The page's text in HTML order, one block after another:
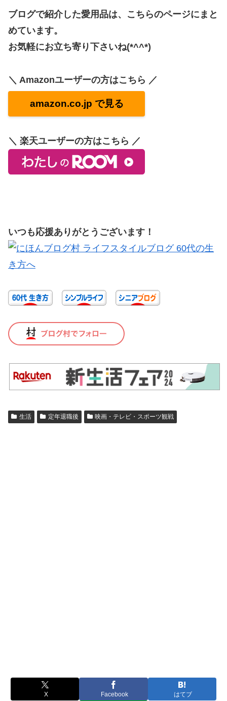
ブログで紹介した愛用品は、こちらのページにまと
めています。
お気軽にお立ち寄り下さいね(*^^*)
＼ Amazonユーザーの方はこちら ／
amazon.co.jp で見る
＼ 楽天ユーザーの方はこちら ／
いつも応援ありがとうございます！
生活 定年退職後 映画・テレビ・スポーツ観戦
X Facebook はてブ